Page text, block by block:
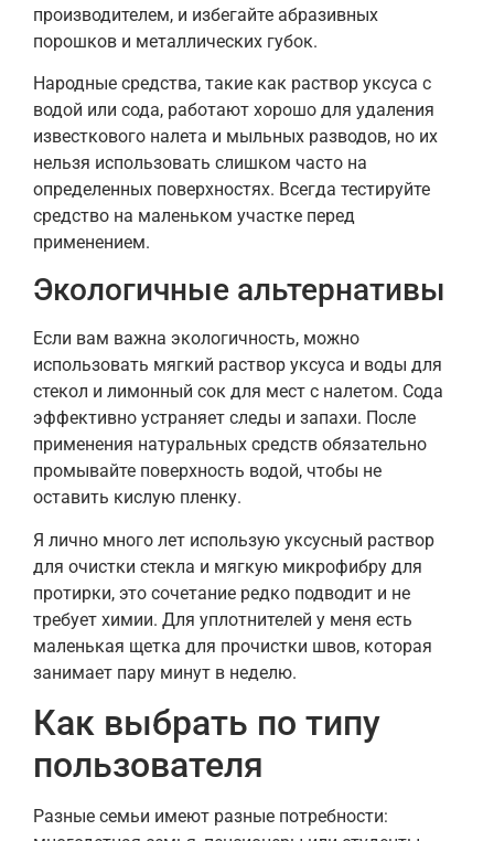
производителем, и избегайте абразивных
порошков и металлических губок.
Народные средства, такие как раствор уксуса с
водой или сода, работают хорошо для удаления
известкового налета и мыльных разводов, но их
нельзя использовать слишком часто на
определенных поверхностях. Всегда тестируйте
средство на маленьком участке перед
применением.
Экологичные альтернативы
Если вам важна экологичность, можно
использовать мягкий раствор уксуса и воды для
стекол и лимонный сок для мест с налетом. Сода
эффективно устраняет следы и запахи. После
применения натуральных средств обязательно
промывайте поверхность водой, чтобы не
оставить кислую пленку.
Я лично много лет использую уксусный раствор
для очистки стекла и мягкую микрофибру для
протирки, это сочетание редко подводит и не
требует химии. Для уплотнителей у меня есть
маленькая щетка для прочистки швов, которая
занимает пару минут в неделю.
Как выбрать по типу
пользователя
Разные семьи имеют разные потребности: